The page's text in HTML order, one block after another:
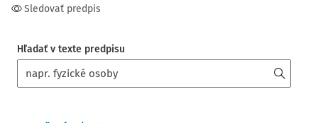
Sledovať predpis
Hľadať v texte predpisu